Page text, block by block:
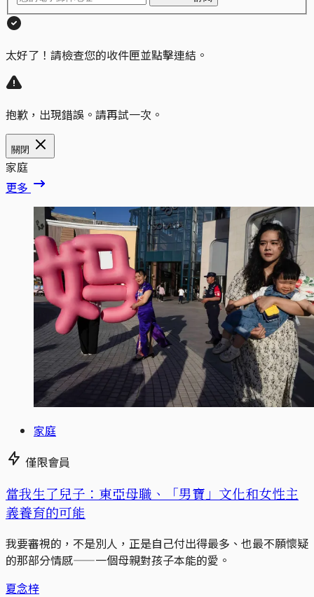
太好了！請檢查您的收件匣並點擊連結。
抱歉，出現錯誤。請再試一次。
關閉
家庭
更多
家庭
僅限會員
當我生了兒子：東亞母職、「男寶」文化和女性主
義養育的可能
我要審視的，不是別人，正是自己付出得最多、也最不願懷疑
的那部分情感——一個母親對孩子本能的愛。
夏念梓